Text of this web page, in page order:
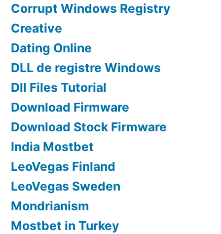
Corrupt Windows Registry
Creative
Dating Online
DLL de registre Windows
Dll Files Tutorial
Download Firmware
Download Stock Firmware
India Mostbet
LeoVegas Finland
LeoVegas Sweden
Mondrianism
Mostbet in Turkey